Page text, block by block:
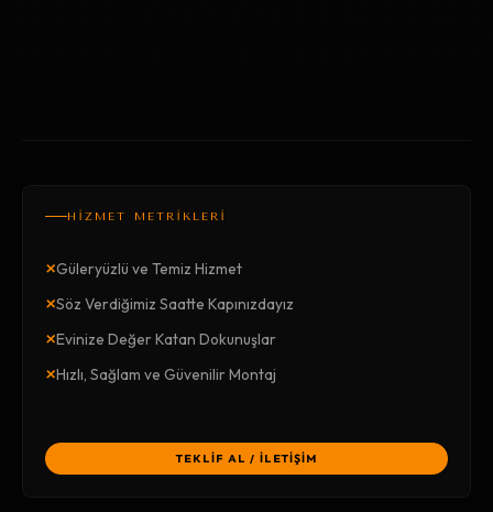
HİZMET METRİKLERİ
×Güleryüzlü ve Temiz Hizmet
×Söz Verdiğimiz Saatte Kapınızdayız
×Evinize Değer Katan Dokunuşlar
×Hızlı, Sağlam ve Güvenilir Montaj
TEKLİF AL / İLETİŞİM